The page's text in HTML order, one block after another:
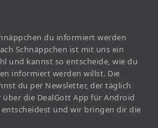
du informiert werden
Schnäppchen ist mit uns ein
und kannst so entscheide, wie du
informiert werden willst. Die
du per Newsletter, der täglich
die DealGott App für Android
und wir bringen dir die